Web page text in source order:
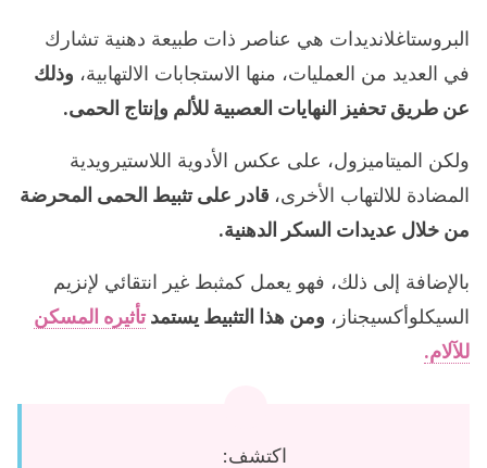
البروستاغلانديدات هي عناصر ذات طبيعة دهنية تشارك
في العديد من العمليات، منها الاستجابات الالتهابية، وذلك
عن طريق تحفيز النهايات العصبية للألم وإنتاج الحمى.
ولكن الميتاميزول، على عكس الأدوية اللاستيرويدية
المضادة للالتهاب الأخرى، قادر على تثبيط الحمى المحرضة
من خلال عديدات السكر الدهنية.
بالإضافة إلى ذلك، فهو يعمل كمثبط غير انتقائي لإنزيم
السيكلوأكسيجناز، ومن هذا التثبيط يستمد تأثيره المسكن
للآلام.
اكتشف: